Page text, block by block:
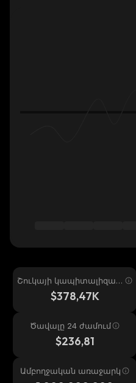
Շուկայի կապիտալիզաց
$378,47K
Ծավալը 24 ժամում
$236,81
Ամբողջական առաջարկ